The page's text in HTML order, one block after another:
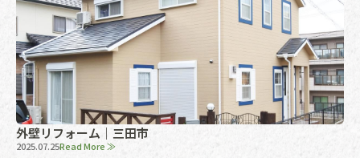
外壁リフォーム｜三田市
2025.07.25Read More ≫